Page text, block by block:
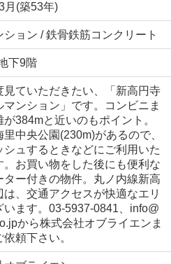
月(築53年)
ション / 鉄骨鉄筋コンクリート
下9階
見ていただきたい、「新高円寺
マンション」です。コンビニま
が384mと近いのもポイント。
中央公園(230m)があるので、
シュするときなどにご利用いた
。お買い物をした後にも便利な
ター付きの物件。丸ノ内線新高
は、交通アクセスが快適なエリ
います。03-5937-0841、info@
から株式会社オブライエンま
頼下さい。